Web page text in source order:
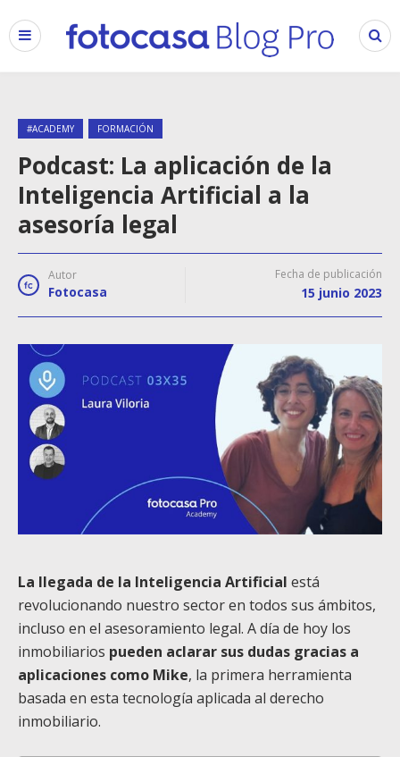
#ACADEMY FORMACIÓN
Podcast: La aplicación de la
Inteligencia Artificial a la
asesoría legal
Autor
Fotocasa
Fecha de publicación
15 junio 2023
La llegada de la Inteligencia Artificial está
revolucionando nuestro sector en todos sus ámbitos,
incluso en el asesoramiento legal. A día de hoy los
inmobiliarios pueden aclarar sus dudas gracias a
aplicaciones como Mike, la primera herramienta
basada en esta tecnología aplicada al derecho
inmobiliario.